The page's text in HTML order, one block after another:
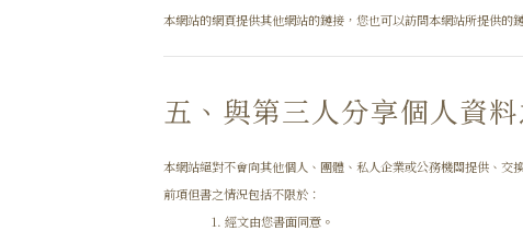
本網站的網頁提供其他網站的鏈接，您也可以訪問本網站所提供
五、與第三人分享個人資
本網站絕對不會向其他個人、團體、私人企業或公務機關提供、交
前項但書之情況包括不限於：
經文由您書面同意。